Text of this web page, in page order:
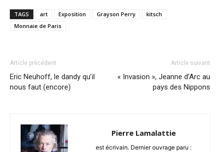
TAGS art Exposition Grayson Perry
kitsch
Monnaie de Paris
Article précédent
Eric Neuhoff, le dandy qu’il
nous faut (encore)
Article suivant
« Invasion », Jeanne d’Arc au
pays des Nippons
Pierre Lamalattie
est écrivain. Dernier ouvrage paru :